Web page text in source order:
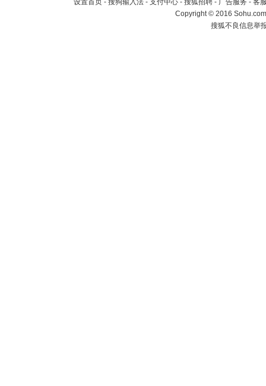
设置首页 - 搜狗输入法 - 支付中心 - 搜狐招聘 - 广告服务 - 客
Copyright©2016
搜狐不良信息举